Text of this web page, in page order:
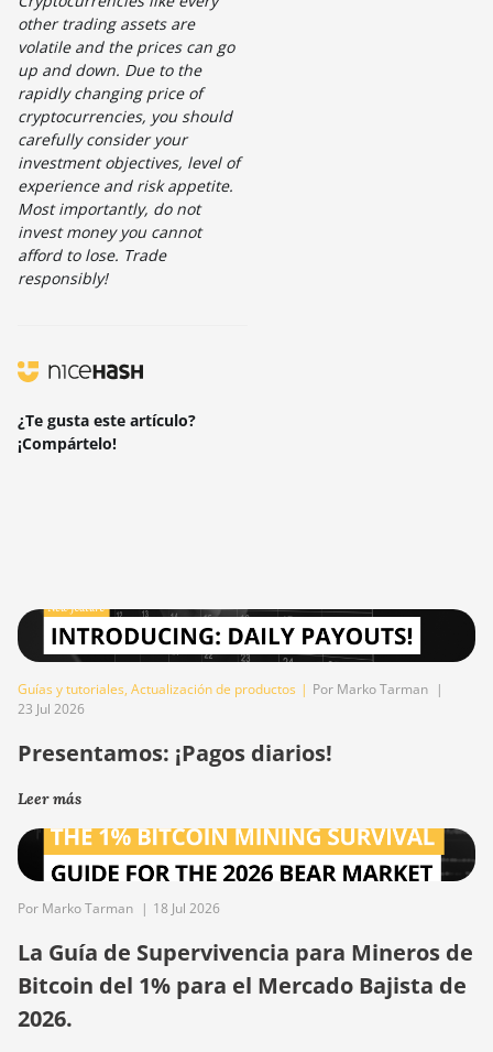
other trading assets are
volatile and the prices can go
up and down. Due to the
rapidly changing price of
cryptocurrencies, you should
carefully consider your
investment objectives, level of
experience and risk appetite.
Most importantly, do not
invest money you cannot
afford to lose. Trade
responsibly!
¿Te gusta este artículo?
¡Compártelo!
Guías y tutoriales, Actualización de productos | Por Marko Tarman |
23 Jul 2026
Presentamos: ¡Pagos diarios!
Leer más
Por Marko Tarman | 18 Jul 2026
La Guía de Supervivencia para Mineros de
Bitcoin del 1% para el Mercado Bajista de
2026.